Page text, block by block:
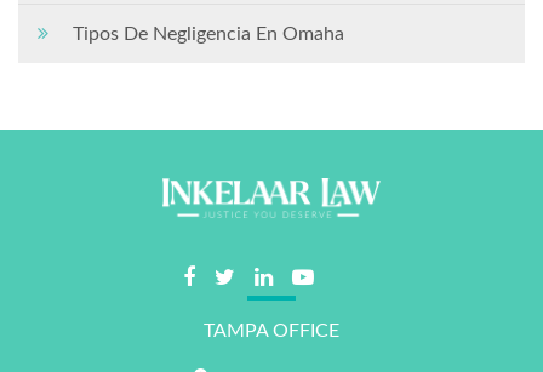
Tipos De Negligencia En Omaha
TAMPA OFFICE